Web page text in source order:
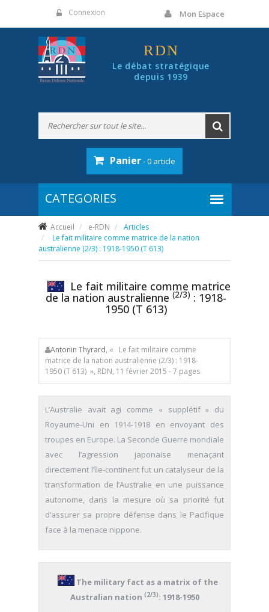
Connexion Mon Espace
RDN
Le débat stratégique
depuis 1939
Panier- 0 article
Accueil e-RDN
Articles
Le fait militaire comme matrice de la nation
australienne (2/3) : 1918-1950 (T 613)
Le fait militaire comme matrice
de la nation australienne (2/3) : 1918-
1950 (T 613)
Antonin Thyrard, « Le fait militaire comme
matrice de la nation australienne (2/3) : 1918-
1950 (T 613) », RDN, 11 février 2015 - 7 pages
L’Australie avait agi comme « supplétif » du
Royaume-Uni en 1914-1918 en envoyant des
troupes en Europe. La Seconde Guerre mondiale
avec l’agression japonaise menaçant
directement l’île-continent fut un catalyseur de la
transformation de l’Australie en une puissance
autonome, dans la mesure où sa priorité fut
d’assurer sa propre défense dans le Pacifique
face à la menace nippone.
The military fact as a matrix of the
Australian nation (2/3): 1918-1950